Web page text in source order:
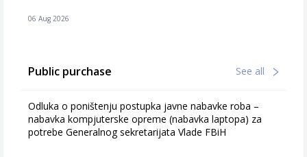
06 Aug 2026
Public purchase See all
Odluka o poništenju postupka javne nabavke roba –
nabavka kompjuterske opreme (nabavka laptopa) za
potrebe Generalnog sekretarijata Vlade FBiH